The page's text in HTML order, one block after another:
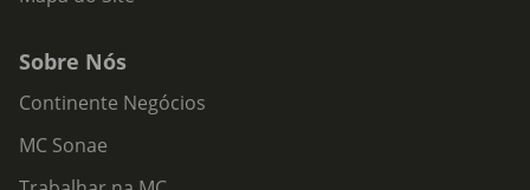
Sobre Nós
Continente Negócios
MC Sonae